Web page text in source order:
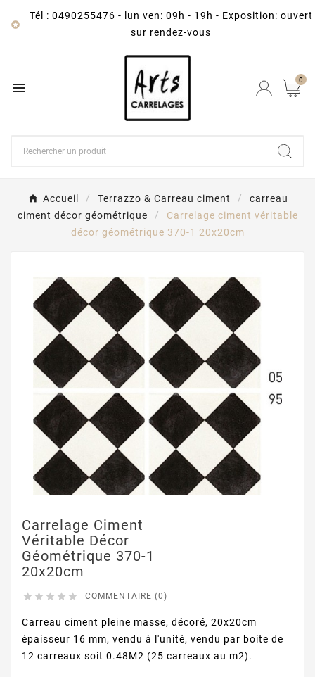

Tél : 0490255476 -
lun ven: 09h - 19h - Exposition: ouvert
sur rendez-vous
 0
Accueil Terrazzo & Carreau ciment
carreau
ciment décor géométrique
Carrelage ciment véritable
décor géométrique 370-1 20x20cm
Carrelage Ciment
Véritable Décor
Géométrique 370-1
20x20cm
     COMMENTAIRE (0)
Carreau ciment pleine masse, décoré, 20x20cm
épaisseur 16 mm, vendu à l'unité, vendu par boite de
12 carreaux soit 0.48M2 (25 carreaux au m2).